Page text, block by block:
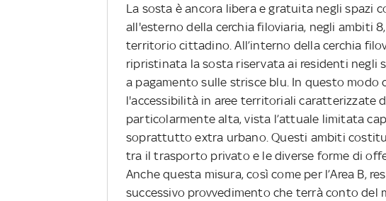
La sosta è ancora libera e gratuita negli spazi
all'esterno della cerchia filoviaria, negli ambiti 8,
territorio cittadino. All’interno della cerchia
ripristinata la sosta riservata ai residenti negli
a pagamento sulle strisce blu. In questo modo
l'accessibilità in aree territoriali caratterizzate
particolarmente alta, vista l’attuale limitata
soprattutto extra urbano. Questi ambiti
tra il trasporto privato e le diverse forme di
Anche questa misura, così come per l’Area B,
successivo provvedimento che terrà conto del